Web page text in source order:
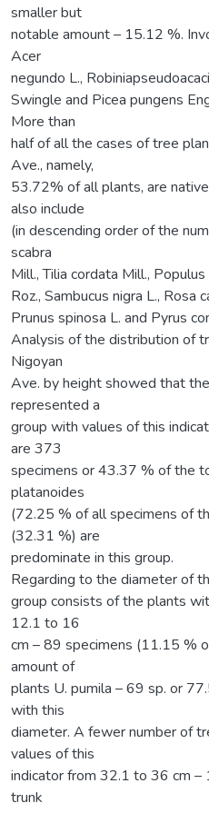
smaller but
notable amount – 15.12 %.
Acer
negundo L.,
Swingle and Picea pungens
More than
half of all the cases of tree
Ave., namely,
53.72% of all plants, are
also include
(in descending order of the
scabra
Mill., Tilia cordata Mill.,
Roz., Sambucus nigra L., Rosa
Prunus spinosa L. and Pyrus
Analysis of the distribution of
Nigoyan
Ave. by height showed that
represented a
group with values of this
are 373
specimens or 43.37 % of the
platanoides
(72.25 % of all specimens of
(32.31 %) are
predominate in this group.
Regarding to the diameter of
group consists of the plants
12.1 to 16
cm – 89 specimens (11.15 %
amount of
plants U. pumila – 69 sp. or
with this
diameter. A fewer number of
values of this
indicator from 32.1 to 36 cm –
trunk